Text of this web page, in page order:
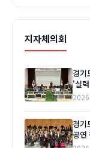
지자체의회
경기
'실
경기
공연